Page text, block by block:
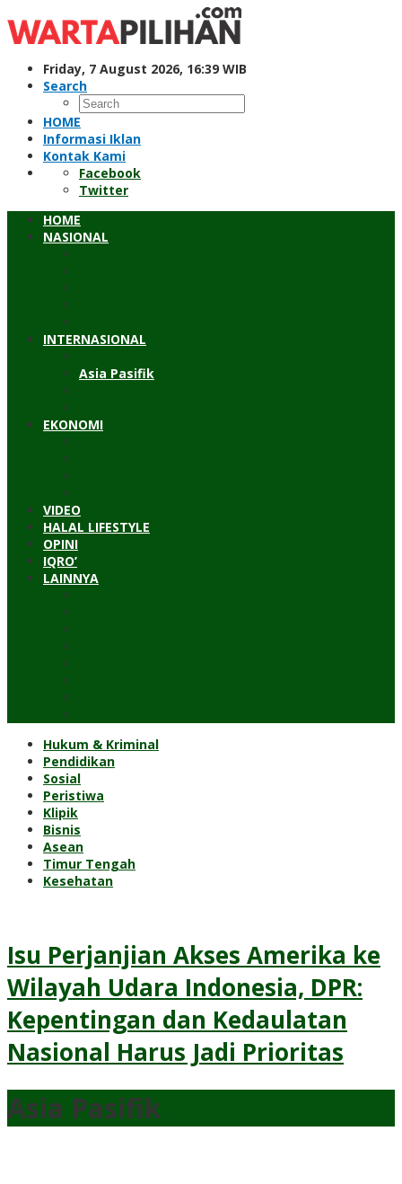
to
content
Friday, 7 August 2026, 16:39 WIB
Search
HOME
Informasi Iklan
Kontak Kami
Facebook
Twitter
HOME
NASIONAL
INTERNASIONAL
Asia Pasifik
EKONOMI
VIDEO
HALAL LIFESTYLE
OPINI
IQRO’
LAINNYA
Hukum & Kriminal
Pendidikan
Sosial
Peristiwa
Klipik
Bisnis
Asean
Timur Tengah
Kesehatan
Isu Perjanjian Akses Amerika ke
Wilayah Udara Indonesia, DPR:
Kepentingan dan Kedaulatan
Nasional Harus Jadi Prioritas
Asia
Pasifik,
INTERNASIONALMonday,
Asia Pasifik